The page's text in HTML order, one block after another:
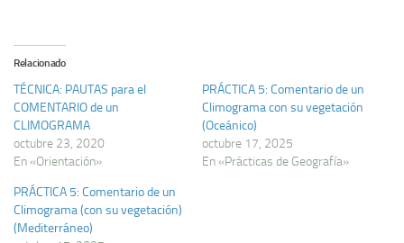
Relacionado
TÉCNICA: PAUTAS para el
COMENTARIO de un
CLIMOGRAMA
octubre 23, 2020
En «Orientación»
PRÁCTICA 5: Comentario de un
Climograma con su vegetación
(Oceánico)
octubre 17, 2025
En «Prácticas de Geografía»
PRÁCTICA 5: Comentario de un
Climograma (con su vegetación)
(Mediterráneo)